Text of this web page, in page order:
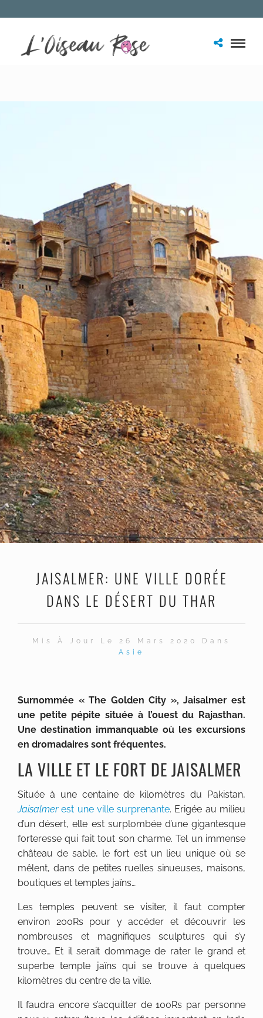
JAISALMER: UNE VILLE DORÉE
DANS LE DÉSERT DU THAR
Mis À Jour Le 26 Mars 2020 Dans
Asie
Surnommée « The Golden City », Jaisalmer est
une petite pépite située à l’ouest du Rajasthan.
Une destination immanquable où les excursions
en dromadaires sont fréquentes.
LA VILLE ET LE FORT DE JAISALMER
Située à une centaine de kilomètres du Pakistan,
Jaisalmerest une ville surprenante. Erigée au milieu
d’un désert, elle est surplombée d’une gigantesque
forteresse qui fait tout son charme. Tel un immense
château de sable, le fort est un lieu unique où se
mêlent, dans de petites ruelles sinueuses, maisons,
boutiques et temples jaïns…
Les temples peuvent se visiter, il faut compter
environ 200Rs pour y accéder et découvrir les
nombreuses et magnifiques sculptures qui s’y
trouve… Et il serait dommage de rater le grand et
superbe temple jaïns qui se trouve à quelques
kilomètres du centre de la ville.
Il faudra encore s’acquitter de 100Rs par personne